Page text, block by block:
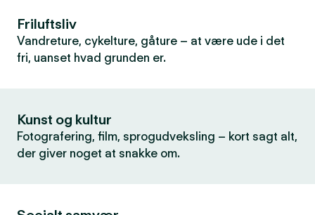
Friluftsliv
Vandreture, cykelture, gåture – at være ude i det
fri, uanset hvad grunden er.
Kunst og kultur
Fotografering, film, sprogudveksling – kort sagt alt,
der giver noget at snakke om.